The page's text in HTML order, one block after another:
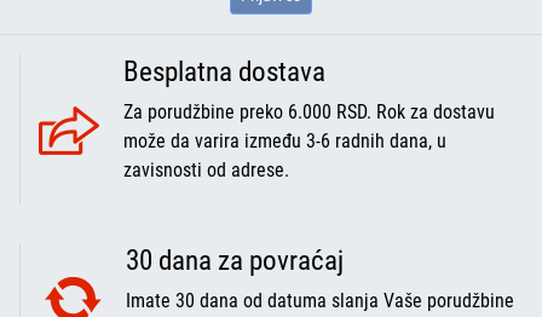
Besplatna dostava
Za porudžbine preko 6.000 RSD. Rok za dostavu
može da varira između 3-6 radnih dana, u
zavisnosti od adrese.
30 dana za povraćaj
Imate 30 dana od datuma slanja Vaše porudžbine